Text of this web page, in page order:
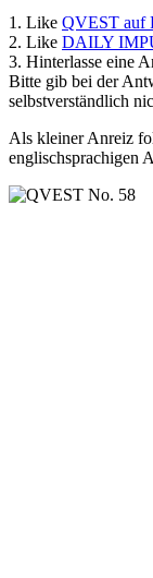
1. Like QVEST auf
2. Like DAILY
3. Hinterlasse eine
Bitte gib bei der
selbstverständlich
Als kleiner Anreiz
englischsprachigen